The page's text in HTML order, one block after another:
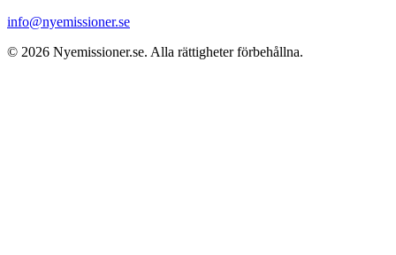
info@nyemissioner.se
© 2026 Nyemissioner.se. Alla rättigheter förbehållna.